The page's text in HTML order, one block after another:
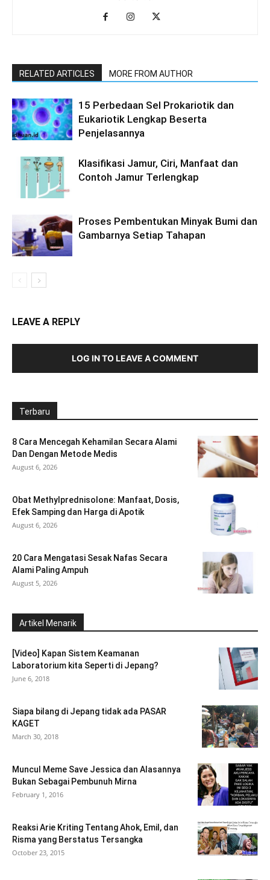
RELATED ARTICLES MORE FROM AUTHOR
15 Perbedaan Sel Prokariotik dan
Eukariotik Lengkap Beserta
Penjelasannya
Klasifikasi Jamur, Ciri, Manfaat dan
Contoh Jamur Terlengkap
Proses Pembentukan Minyak Bumi dan
Gambarnya Setiap Tahapan
LEAVE A REPLY
LOG IN TO LEAVE A COMMENT
Terbaru
8 Cara Mencegah Kehamilan Secara Alami
Dan Dengan Metode Medis
August 6, 2026
Obat Methylprednisolone: Manfaat, Dosis,
Efek Samping dan Harga di Apotik
August 6, 2026
20 Cara Mengatasi Sesak Nafas Secara
Alami Paling Ampuh
August 5, 2026
Artikel Menarik
[Video] Kapan Sistem Keamanan
Laboratorium kita Seperti di Jepang?
June 6, 2018
Siapa bilang di Jepang tidak ada PASAR
KAGET
March 30, 2018
Muncul Meme Save Jessica dan Alasannya
Bukan Sebagai Pembunuh Mirna
February 1, 2016
Reaksi Arie Kriting Tentang Ahok, Emil, dan
Risma yang Berstatus Tersangka
October 23, 2015